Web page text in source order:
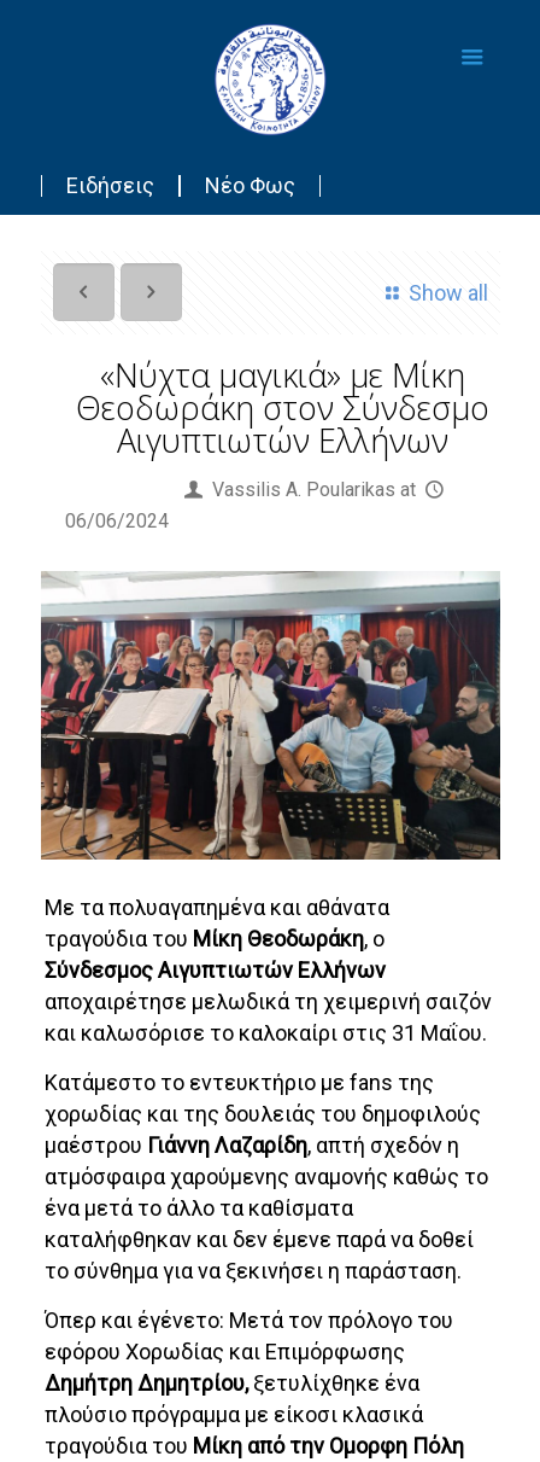
Ειδήσεις Νέο Φως
Show all
«Νύχτα μαγικιά» με Μίκη
Θεοδωράκη στον Σύνδεσμο
Αιγυπτιωτών Ελλήνων
Vassilis Α. Poularikas at
06/06/2024
Με τα πολυαγαπημένα και αθάνατα
τραγούδια του Μίκη Θεοδωράκη, o
Σύνδεσμος Αιγυπτιωτών Ελλήνων
αποχαιρέτησε μελωδικά τη χειμερινή σαιζόν
και καλωσόρισε το καλοκαίρι στις 31 Μαΐου.
Κατάμεστο το εντευκτήριο με fans της
χορωδίας και της δουλειάς του δημοφιλούς
μαέστρου Γιάννη Λαζαρίδη, απτή σχεδόν η
ατμόσφαιρα χαρούμενης αναμονής καθώς το
ένα μετά το άλλο τα καθίσματα
καταλήφθηκαν και δεν έμενε παρά να δοθεί
το σύνθημα για να ξεκινήσει η παράσταση.
Όπερ και έγένετο: Μετά τον πρόλογο του
εφόρου Χορωδίας και Επιμόρφωσης
Δημήτρη Δημητρίου,ξετυλίχθηκε ένα
πλούσιο πρόγραμμα με είκοσι κλασικά
τραγούδια του Μίκη από την Ομορφη Πόλη